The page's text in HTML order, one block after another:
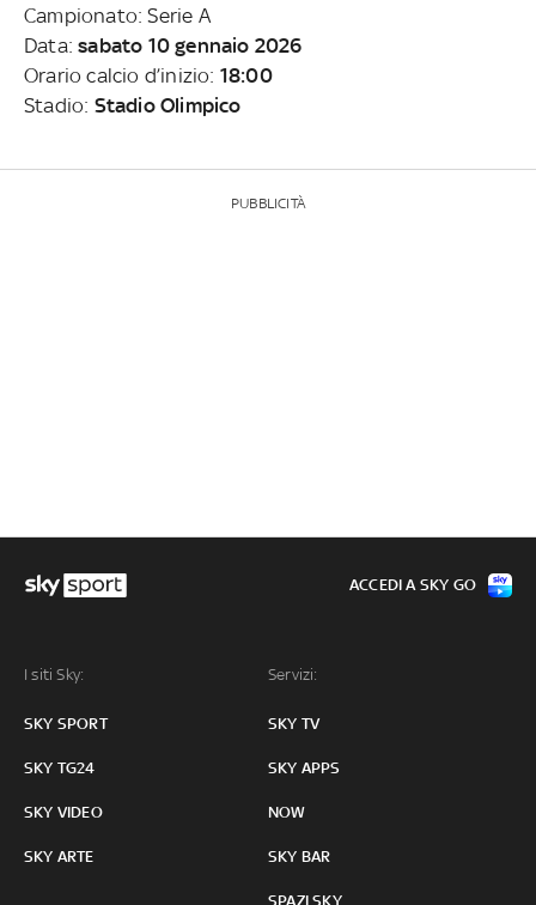
Campionato: Serie A
Data:sabato 10 gennaio 2026
Orario calcio d’inizio: 18:00
Stadio: Stadio Olimpico
PUBBLICITÀ
I siti Sky:
SKY SPORT
SKY TG24
SKY VIDEO
SKY ARTE
Servizi:
SKY TV
SKY APPS
NOW
SKY BAR
SPAZI SKY
ACCEDI A SKY GO